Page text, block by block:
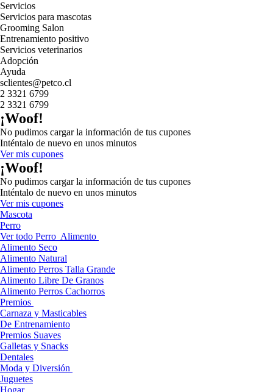
Servicios
Servicios para mascotas
Grooming Salon
Entrenamiento positivo
Servicios veterinarios
Adopción
Ayuda
sclientes@petco.cl
2 3321 6799
2 3321 6799
¡Woof!
No pudimos cargar la información de tus cupones
Inténtalo de nuevo en unos minutos
Ver mis cupones
¡Woof!
No pudimos cargar la información de tus cupones
Inténtalo de nuevo en unos minutos
Ver mis cupones
Mascota
Perro
Ver todo Perro Alimento
Alimento Seco
Alimento Natural
Alimento Perros Talla Grande
Alimento Libre De Granos
Alimento Perros Cachorros
Premios
Carnaza y Masticables
De Entrenamiento
Premios Suaves
Galletas y Snacks
Dentales
Moda y Diversión
Juguetes
Hogar